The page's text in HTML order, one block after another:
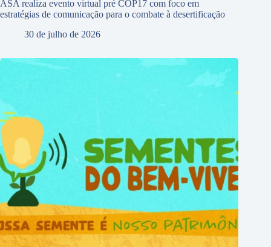
ASA realiza evento virtual pré COP17 com foco em
estratégias de comunicação para o combate à desertificação
30 de julho de 2026